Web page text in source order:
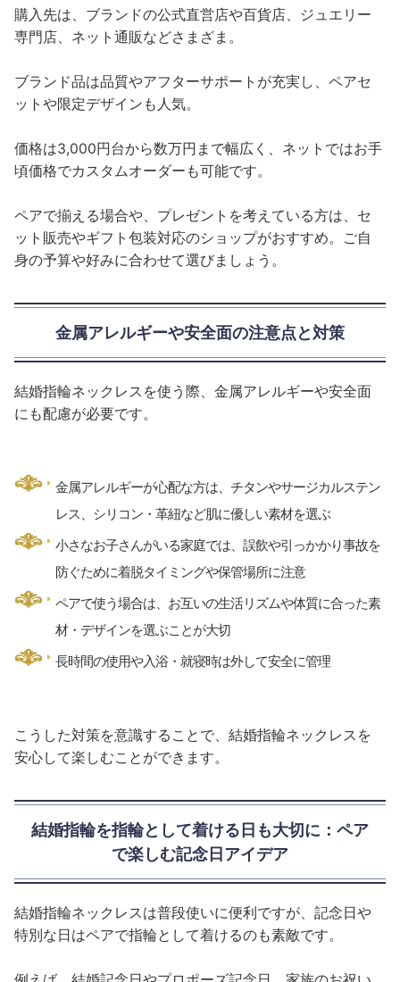
購入先は、ブランドの公式直営店や百貨店、ジュエリー
専門店、ネット通販などさまざま。
ブランド品は品質やアフターサポートが充実し、ペアセ
ットや限定デザインも人気。
価格は3,000円台から数万円まで幅広く、ネットではお手
頃価格でカスタムオーダーも可能です。
ペアで揃える場合や、プレゼントを考えている方は、セ
ット販売やギフト包装対応のショップがおすすめ。ご自
身の予算や好みに合わせて選びましょう。
金属アレルギーや安全面の注意点と対策
結婚指輪ネックレスを使う際、金属アレルギーや安全面
にも配慮が必要です。
金属アレルギーが心配な方は、チタンやサージカルステン
レス、シリコン・革紐など肌に優しい素材を選ぶ
小さなお子さんがいる家庭では、誤飲や引っかかり事故を
防ぐために着脱タイミングや保管場所に注意
ペアで使う場合は、お互いの生活リズムや体質に合った素
材・デザインを選ぶことが大切
長時間の使用や入浴・就寝時は外して安全に管理
こうした対策を意識することで、結婚指輪ネックレスを
安心して楽しむことができます。
結婚指輪を指輪として着ける日も大切に：ペア
で楽しむ記念日アイデア
結婚指輪ネックレスは普段使いに便利ですが、記念日や
特別な日はペアで指輪として着けるのも素敵です。